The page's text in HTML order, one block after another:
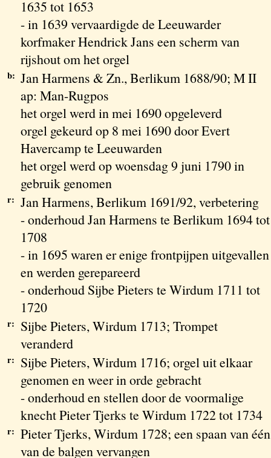
1635 tot 1653
- in 1639 vervaardigde de Leeuwarder
korfmaker Hendrick Jans een scherm van
rijshout om het orgel
b: Jan Harmens & Zn., Berlikum 1688/90; M II
ap: Man-Rugpos
het orgel werd in mei 1690 opgeleverd
orgel gekeurd op 8 mei 1690 door Evert
Havercamp te Leeuwarden
het orgel werd op woensdag 9 juni 1790 in
gebruik genomen
r: Jan Harmens, Berlikum 1691/92, verbetering
- onderhoud Jan Harmens te Berlikum 1694 tot
1708
- in 1695 waren er enige frontpijpen uitgevallen
en werden gerepareerd
- onderhoud Sijbe Pieters te Wirdum 1711 tot
1720
r: Sijbe Pieters, Wirdum 1713; Trompet
veranderd
r: Sijbe Pieters, Wirdum 1716; orgel uit elkaar
genomen en weer in orde gebracht
- onderhoud en stellen door de voormalige
knecht Pieter Tjerks te Wirdum 1722 tot 1734
r: Pieter Tjerks, Wirdum 1728; een spaan van één
van de balgen vervangen